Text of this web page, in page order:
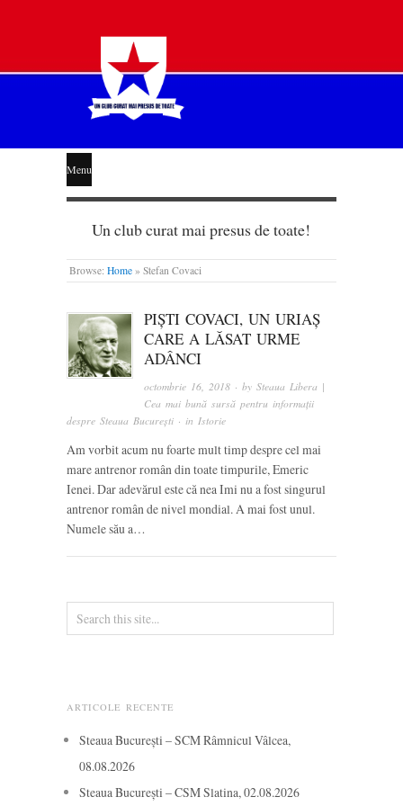
STEAUA
LIBERĂ
Menu
Un club curat mai presus de toate!
Browse: Home » Stefan Covaci
PIȘTI COVACI, UN URIAȘ
CARE A LĂSAT URME
ADÂNCI
octombrie 16, 2018 · bySteaua Libera |
Cea mai bună sursă pentru informații
despre Steaua București · in Istorie
Am vorbit acum nu foarte mult timp despre cel mai
mare antrenor român din toate timpurile, Emeric
Ienei. Dar adevărul este că nea Imi nu a fost singurul
antrenor român de nivel mondial. A mai fost unul.
Numele său a…
ARTICOLE RECENTE
Steaua București – SCM Râmnicul Vâlcea,
08.08.2026
Steaua București – CSM Slatina, 02.08.2026